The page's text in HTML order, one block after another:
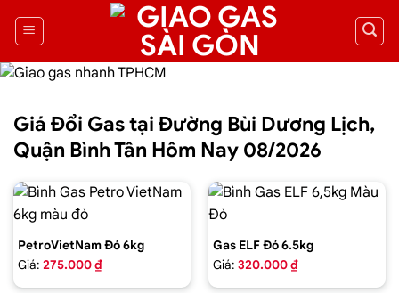
Giá Đổi Gas tại Đường Bùi Dương Lịch,
Quận Bình Tân Hôm Nay 08/2026
PetroVietNam Đỏ 6kg
Giá: 275.000 ₫
Gas ELF Đỏ 6.5kg
Giá: 320.000 ₫